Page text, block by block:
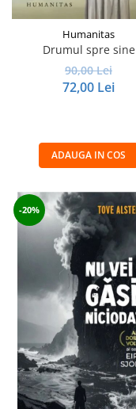
Humanitas
Drumul spre sine
90,00 Lei
72,00 Lei
ADAUGA IN COS
-20%